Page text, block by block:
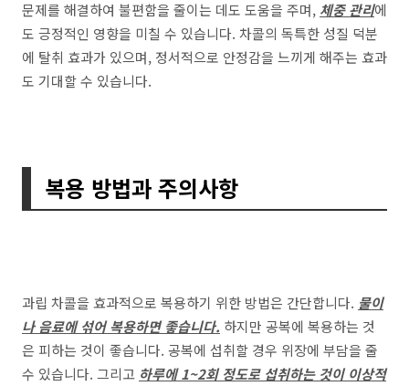
문제를 해결하여 불편함을 줄이는 데도 도움을 주며, 체중 관리에
도 긍정적인 영향을 미칠 수 있습니다. 차콜의 독특한 성질 덕분
에 탈취 효과가 있으며, 정서적으로 안정감을 느끼게 해주는 효과
도 기대할 수 있습니다.
복용 방법과 주의사항
과립 차콜을 효과적으로 복용하기 위한 방법은 간단합니다. 물이
나 음료에 섞어 복용하면 좋습니다. 하지만 공복에 복용하는 것
은 피하는 것이 좋습니다. 공복에 섭취할 경우 위장에 부담을 줄
수 있습니다. 그리고 하루에 1~2회 정도로 섭취하는 것이 이상적